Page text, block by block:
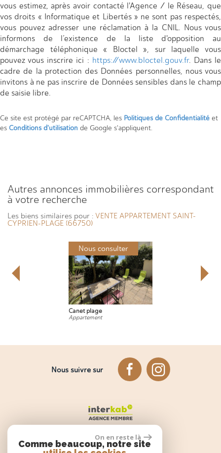
vous estimez, après avoir contacté l'Agence / le Réseau, que
vos droits « Informatique et Libertés » ne sont pas respectés,
vous pouvez adresser une réclamation à la CNIL. Nous vous
informons de l’existence de la liste d'opposition au
démarchage téléphonique « Bloctel », sur laquelle vous
pouvez vous inscrire ici : https://www.bloctel.gouv.fr. Dans le
cadre de la protection des Données personnelles, nous vous
invitons à ne pas inscrire de Données sensibles dans le champ
de saisie libre.
Ce site est protégé par reCAPTCHA, les Politiques de Confidentialité et
es Conditions d'utilisation de Google s'appliquent.
autres annonces immobilières correspondant
à votre recherche
Les biens similaires pour : VENTE APPARTEMENT SAINT-
CYPRIEN-PLAGE (66750)
Nous consulter
Nous suivre sur
On en reste là
Comme beaucoup, notre site